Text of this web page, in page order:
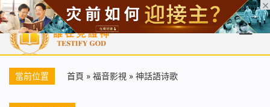
首頁 每日靈糧 天國福音 基督徒見證 信仰解答 聖經
當前位置 首頁 » 福音影視 » 神話語诗歌